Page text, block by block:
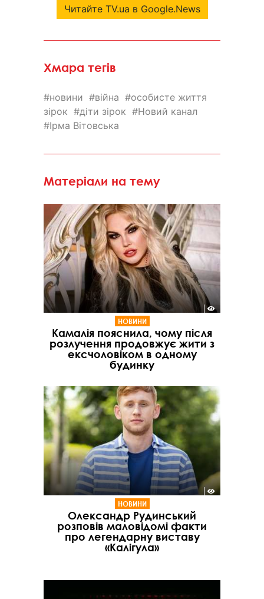
Читайте TV.ua в Google.News
Хмара тегів
новини війна
особисте життя
зірок
діти зірок
Новий канал
Ірма Вітовська
Матеріали на тему
НОВИНИ
Камалія пояснила, чому після
розлучення продовжує жити з
ексчоловіком в одному
будинку
НОВИНИ
Олександр Рудинський
розповів маловідомі факти
про легендарну виставу
«Калігула»